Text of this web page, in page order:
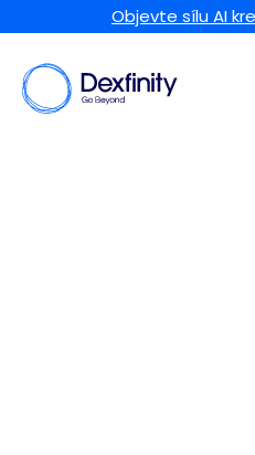
Objevte sílu AI